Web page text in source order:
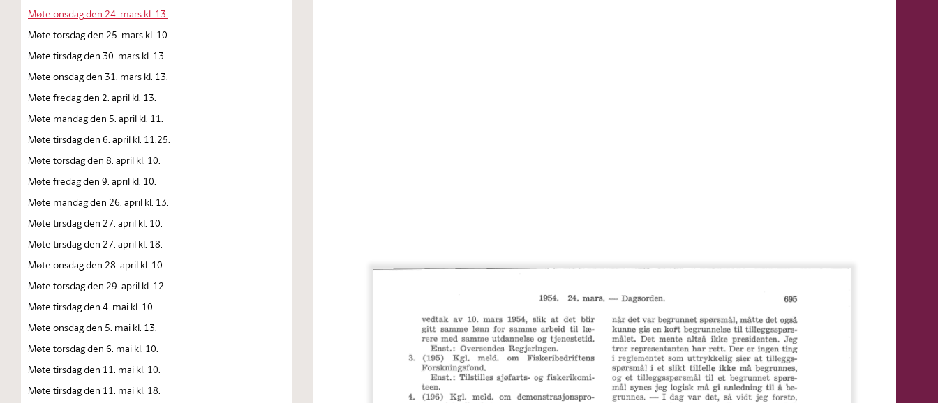
Møte onsdag den 24. mars kl. 13.
Møte torsdag den 25. mars kl. 10.
Møte tirsdag den 30. mars kl. 13.
Møte onsdag den 31. mars kl. 13.
Møte fredag den 2. april kl. 13.
Møte mandag den 5. april kl. 11.
Møte tirsdag den 6. april kl. 11.25.
Møte torsdag den 8. april kl. 10.
Møte fredag den 9. april kl. 10.
Møte mandag den 26. april kl. 13.
Møte tirsdag den 27. april kl. 10.
Møte tirsdag den 27. april kl. 18.
Møte onsdag den 28. april kl. 10.
Møte torsdag den 29. april kl. 12.
Møte tirsdag den 4. mai kl. 10.
Møte onsdag den 5. mai kl. 13.
Møte torsdag den 6. mai kl. 10.
Møte tirsdag den 11. mai kl. 10.
Møte tirsdag den 11. mai kl. 18.